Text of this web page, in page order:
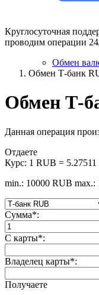
Круглосуточная
проводим операции
Обмен
Обмен Т-банк
Обмен Т-
Данная операция
Отдаете
Курс: 1 RUB =
min.: 10000 RUB max.:
Сумма*:
С карты*:
Владелец карты*:
Получаете